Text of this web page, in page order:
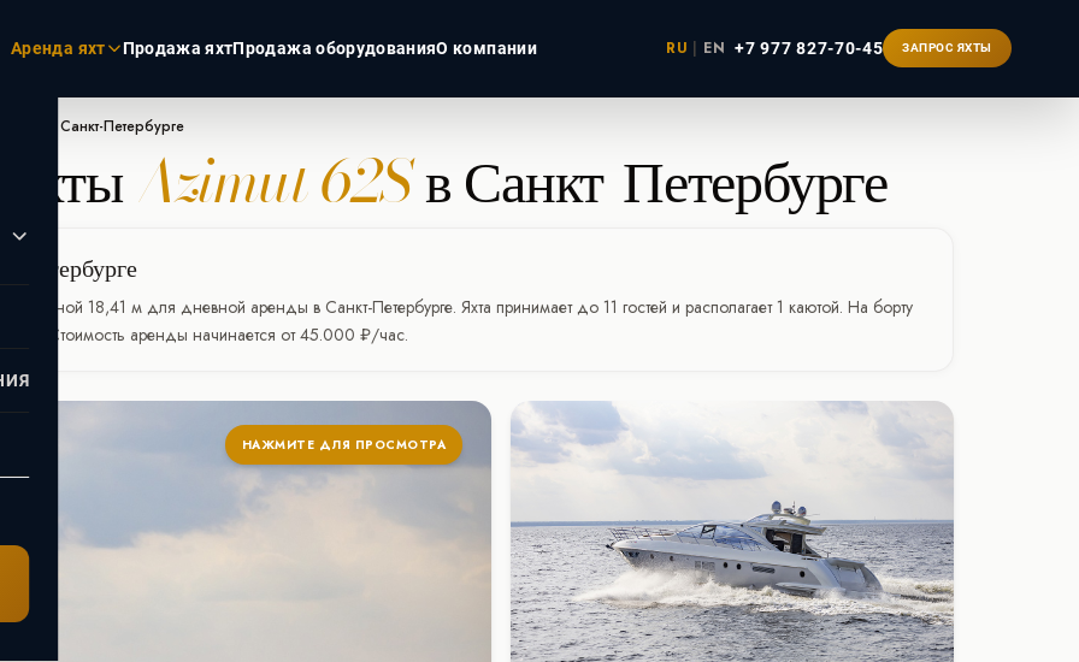
Аренда яхт
Пхукет
Дубай
Мальдивы
Сейшелы
Москва
Продажа яхтПродажа оборудованияО компании RU | EN +7 977 827-70-45 ЗАПРОС ЯХТЫ
62S в Санкт-Петербурге
Azimut 62Sв Санкт-Петербурге
Петербурге
длиной 18,41 м для дневной аренды в Санкт-Петербурге. Яхта принимает до 11 гостей и располагает 1 каютой. На борту
Стоимость аренды начинается от 45.000 ₽/час.
НАЖМИТЕ ДЛЯ ПРОСМОТРА